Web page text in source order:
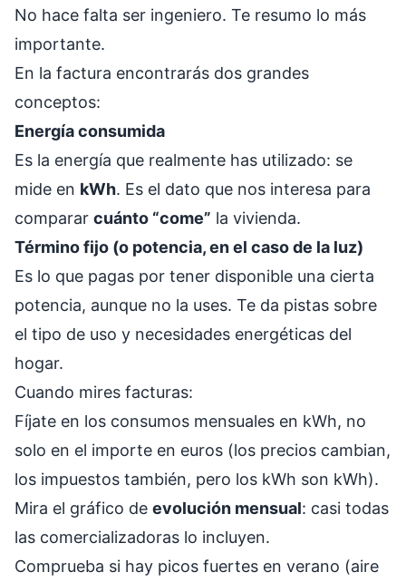
No hace falta ser ingeniero. Te resumo lo más
importante.
En la factura encontrarás dos grandes
conceptos:
Energía consumida
Es la energía que realmente has utilizado: se
mide en kWh. Es el dato que nos interesa para
comparar cuánto “come” la vivienda.
Término fijo (o potencia, en el caso de la luz)
Es lo que pagas por tener disponible una cierta
potencia, aunque no la uses. Te da pistas sobre
el tipo de uso y necesidades energéticas del
hogar.
Cuando mires facturas:
Fíjate en los consumos mensuales en kWh, no
solo en el importe en euros (los precios cambian,
los impuestos también, pero los kWh son kWh).
Mira el gráfico de evolución mensual: casi todas
las comercializadoras lo incluyen.
Comprueba si hay picos fuertes en verano (aire